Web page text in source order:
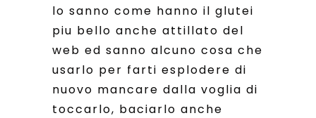
lo sanno come hanno il glutei
piu bello anche attillato del
web ed sanno alcuno cosa che
usarlo per farti esplodere di
nuovo mancare dalla voglia di
toccarlo, baciarlo anche